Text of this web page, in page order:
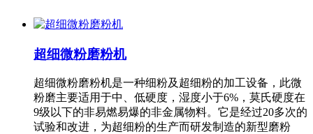
超细微粉磨粉机
超细微粉磨粉机是一种细粉及超细粉的加工设备，此微
粉磨主要适用于中、低硬度，湿度小于6%，莫氏硬度在
9级以下的非易燃易爆的非金属物料。它是经过20多次的
试验和改进，为超细粉的生产而研发制造的新型磨粉